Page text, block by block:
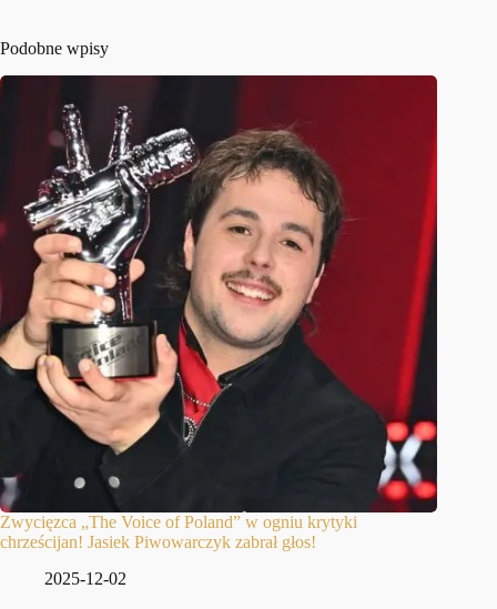
Podobne wpisy
Zwycięzca „The Voice of Poland” w ogniu krytyki
chrześcijan! Jasiek Piwowarczyk zabrał głos!
2025-12-02